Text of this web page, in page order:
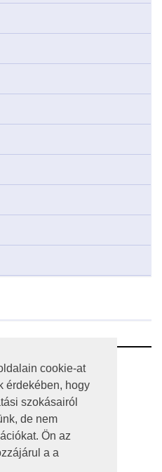
cookie-at
érdekében, hogy
szokásairól
de nem
Ön az
a a